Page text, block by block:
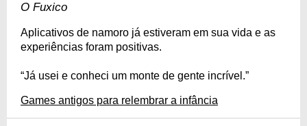
O Fuxico
Aplicativos de namoro já estiveram em sua vida e as
experiências foram positivas.
“Já usei e conheci um monte de gente incrível.”
Games antigos para relembrar a infância